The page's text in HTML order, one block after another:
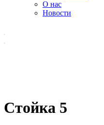
О нас
Новости
Стойка 5